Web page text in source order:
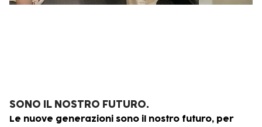
SONO IL NOSTRO FUTURO.
Le nuove generazioni sono il nostro futuro, per